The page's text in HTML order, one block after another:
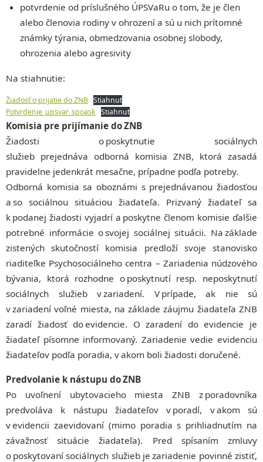
potvrdenie od príslušného ÚPSVaRu o tom, že je člen
alebo členovia rodiny v ohrození a sú u nich prítomné
známky týrania, obmedzovania osobnej slobody,
ohrozenia alebo agresivity
Na stiahnutie:
Žiadosť o prijatie do ZNB Stiahnuť
Potvrdenie_upsvar_spoask Stiahnuť
Komisia pre prijímanie do ZNB
Žiadosti o poskytnutie sociálnych
služieb prejednáva odborná komisia ZNB, ktorá zasadá
pravidelne jedenkrát mesačne, prípadne podľa potreby.
Odborná komisia sa oboznámi s prejednávanou žiadosťou
a so sociálnou situáciou žiadateľa. Prizvaný žiadateľ sa
k podanej žiadosti vyjadrí a poskytne členom komisie ďalšie
potrebné informácie o svojej sociálnej situácii. Na základe
zistených skutočností komisia predloží svoje stanovisko
riaditeľke Psychosociálneho centra – Zariadenia núdzového
bývania, ktorá rozhodne o poskytnutí resp. neposkytnutí
sociálnych služieb v zariadení. V prípade, ak nie sú
v zariadení voľné miesta, na základe záujmu žiadateľa ZNB
zaradí žiadosť do evidencie. O zaradení do evidencie je
žiadateľ písomne informovaný. Zariadenie vedie evidenciu
žiadateľov podľa poradia, v akom boli žiadosti doručené.
Predvolanie k nástupu do ZNB
Po uvoľnení ubytovacieho miesta ZNB z poradovníka
predvoláva k nástupu žiadateľov v poradí, v akom sú
v evidencii zaevidovaní (mimo poradia s prihliadnutím na
závažnosť situácie žiadateľa). Pred spísaním zmluvy
o poskytovaní sociálnych služieb je zariadenie povinné zistiť,